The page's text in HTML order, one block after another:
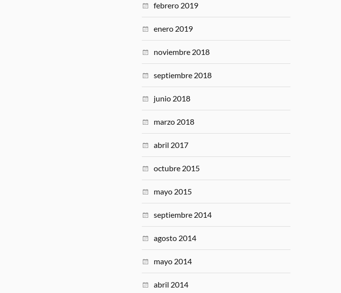
febrero 2019
enero 2019
noviembre 2018
septiembre 2018
junio 2018
marzo 2018
abril 2017
octubre 2015
mayo 2015
septiembre 2014
agosto 2014
mayo 2014
abril 2014